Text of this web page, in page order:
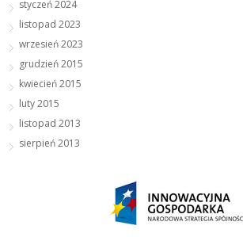
styczeń 2024
listopad 2023
wrzesień 2023
grudzień 2015
kwiecień 2015
luty 2015
listopad 2013
sierpień 2013